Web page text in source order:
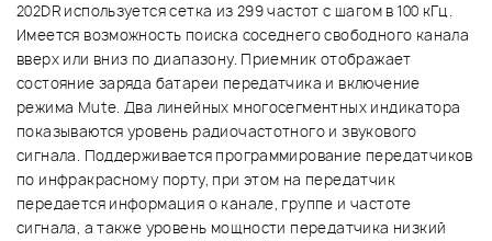
202DR используется сетка из 299 частот с шагом в 100 кГц.
Имеется возможность поиска соседнего свободного канала
вверх или вниз по диапазону. Приемник отображает
состояние заряда батареи передатчика и включение
режима Mute. Два линейных многосегментных индикатора
показываются уровень радиочастотного и звукового
сигнала. Поддерживается программирование передатчиков
по инфракрасному порту, при этом на передатчик
передается информация о канале, группе и частоте
сигнала, а также уровень мощности передатчика низкий